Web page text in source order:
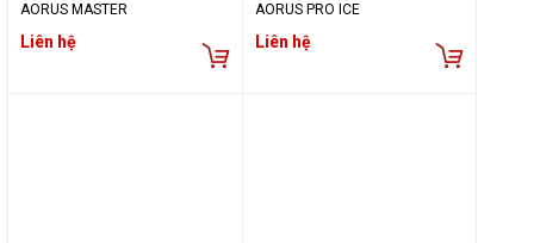
AORUS MASTER
Liên hệ
AORUS PRO ICE
Liên hệ